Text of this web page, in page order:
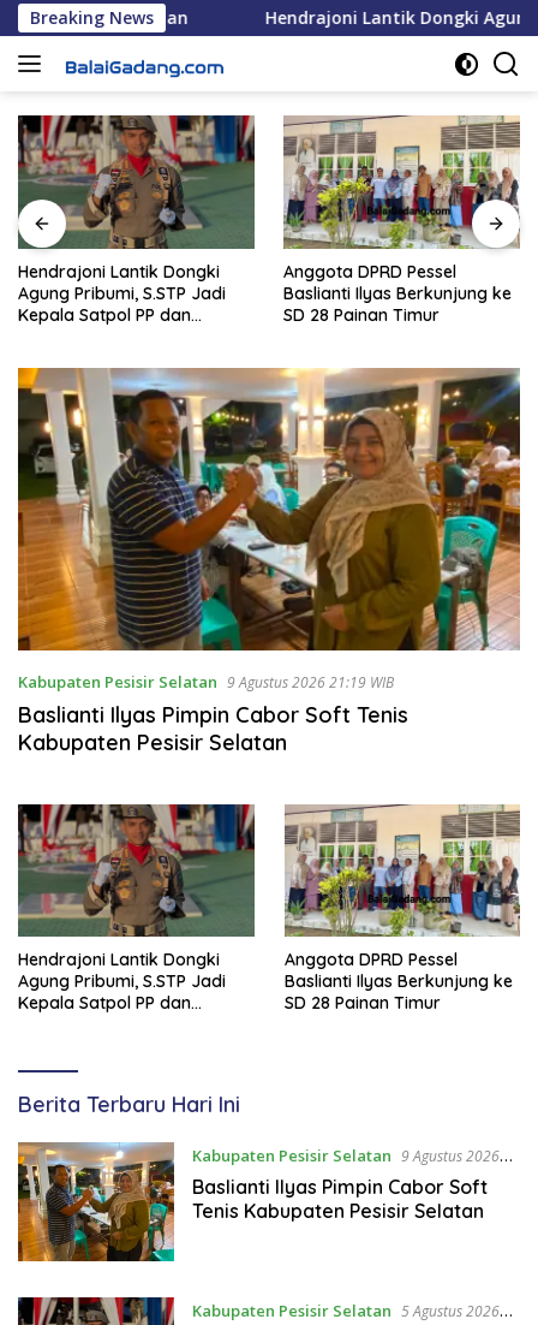
Langsung
ke
konten
Breaking News
Selatan Hendrajoni Lantik Dongki Agung Pribumi,
Hendrajoni Lantik Dongki
Agung Pribumi, S.STP Jadi
Kepala Satpol PP dan
Anggota DPRD Pessel
Baslianti Ilyas Berkunjung ke
SD 28 Painan Timur
Kabupaten Pesisir Selatan 9 Agustus 2026 21:19 WIB
Baslianti Ilyas Pimpin Cabor Soft Tenis
Kabupaten Pesisir Selatan
Hendrajoni Lantik Dongki
Agung Pribumi, S.STP Jadi
Kepala Satpol PP dan
Anggota DPRD Pessel
Baslianti Ilyas Berkunjung ke
SD 28 Painan Timur
BalaiGadangCom
Berita Terbaru Hari Ini
Kabupaten Pesisir Selatan 9 Agustus 2026
21:19 WIB
Baslianti Ilyas Pimpin Cabor Soft
Tenis Kabupaten Pesisir Selatan
Kabupaten Pesisir Selatan 5 Agustus 2026